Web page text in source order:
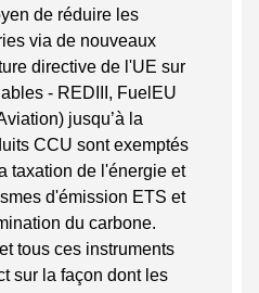
de réduire les
via de nouveaux
directive de l'UE sur
- REDIII, FuelEU
jusqu’à la
CCU sont exemptés
taxation de l'énergie et
d'émission ETS et
du carbone.
tous ces instruments
sur la façon dont les